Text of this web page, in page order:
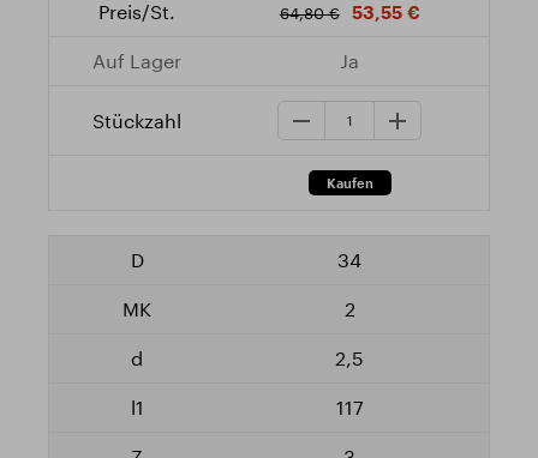
64,80 € 53,55 €
Ja
34
2
2,5
117